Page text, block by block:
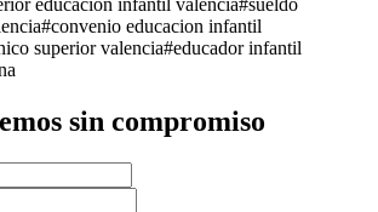
educacion infantil valencia#sueldo
#convenio educacion infantil
superior valencia#educador infantil
sin compromiso